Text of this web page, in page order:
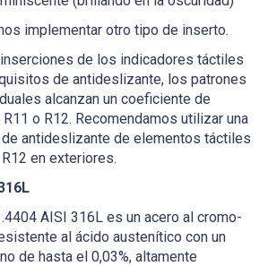
implementar otro tipo de inserto.
de los indicadores táctiles
de antideslizante, los patrones
alcanzan un coeficiente de
o R12. Recomendamos utilizar una
antideslizante de elementos táctiles
en exteriores.
AISI 316L es un acero al cromo-
al ácido austenítico con un
de hasta el 0,03%, altamente